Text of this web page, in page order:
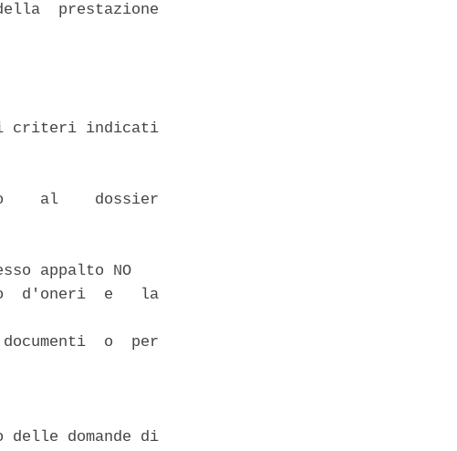
prestazione
criteri indicati
al    dossier
appalto NO
d'oneri  e   la
o  per
delle domande di